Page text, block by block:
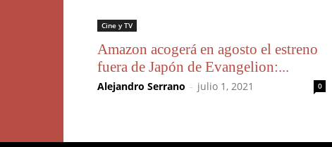
Cine y TV
Amazon acogerá en agosto el estreno
fuera de Japón de Evangelion:...
Alejandro Serrano - julio 1, 2021 0